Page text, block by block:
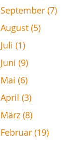
September (7)
August (5)
Juli (1)
Juni (9)
Mai (6)
April (3)
März (8)
Februar (19)